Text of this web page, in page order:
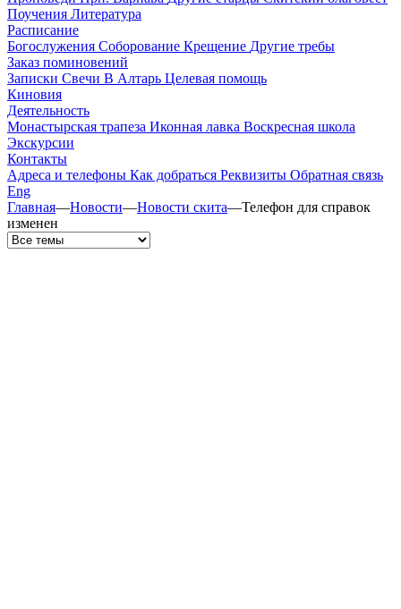
Поучения Литература
Расписание
Богослужения Соборование Крещение Другие требы
Заказ поминовений
Записки Свечи В Алтарь Целевая помощь
Киновия
Деятельность
Монастырская трапеза Иконная лавка Воскресная школа
Экскурсии
Контакты
Адреса и телефоны Как добраться Реквизиты Обратная связь
Eng
Главная—Новости—Новости скита—Телефон для справок
изменен